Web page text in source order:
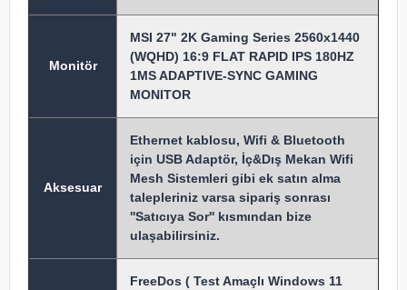
Monitör
MSI 27" 2K Gaming Series 2560x1440
(WQHD) 16:9 FLAT RAPID IPS 180HZ
1MS ADAPTIVE-SYNC GAMING
MONITOR
Aksesuar
Ethernet kablosu, Wifi & Bluetooth
için USB Adaptör, İç&Dış Mekan Wifi
Mesh Sistemleri gibi ek satın alma
talepleriniz varsa sipariş sonrası
''Satıcıya Sor'' kısmından bize
ulaşabilirsiniz.
FreeDos ( Test Amaçlı Windows 11